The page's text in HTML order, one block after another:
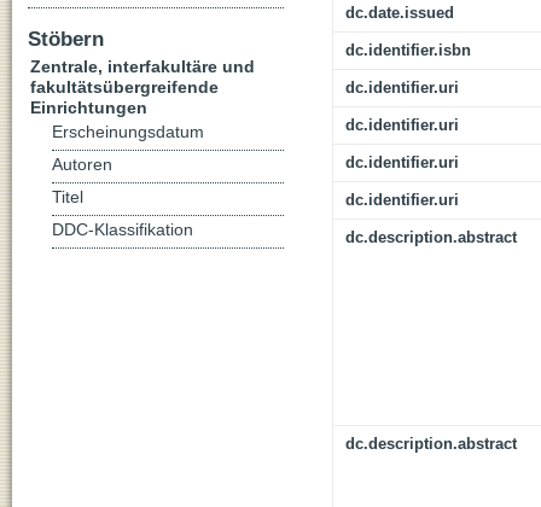
dc.date.issued
dc.identifier.isbn
dc.identifier.uri
dc.identifier.uri
dc.identifier.uri
dc.identifier.uri
dc.description.abstract
dc.description.abstract
Stöbern
Zentrale, interfakultäre und
fakultätsübergreifende
Einrichtungen
Erscheinungsdatum
Autoren
Titel
DDC-Klassifikation